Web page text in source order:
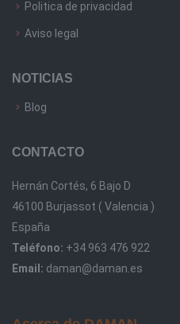
Politica de privacidad
Aviso legal
NOTICIAS
Blog
CONTACTO
Hernán Cortés, 6 Bajo D
46100 Burjassot ( Valencia )
España
Teléfono: +34 963 476 922
Email: daman@daman.es